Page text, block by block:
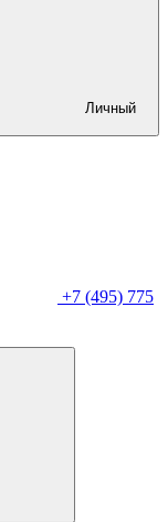
Личный
+7 (495) 775